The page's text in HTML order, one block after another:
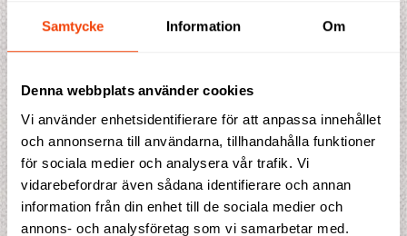
Samtycke Information Om
Denna webbplats använder cookies
Vi använder enhetsidentifierare för att anpassa innehållet
och annonserna till användarna, tillhandahålla funktioner
för sociala medier och analysera vår trafik. Vi
vidarebefordrar även sådana identifierare och annan
information från din enhet till de sociala medier och
annons- och analysföretag som vi samarbetar med.
Prisförslag
85 450 SEK
inklusive flygskatter och bränsletillägg
Detta ingår i priset
8 lodgenätter 8 frukostar, 7 luncher, 7 middagar